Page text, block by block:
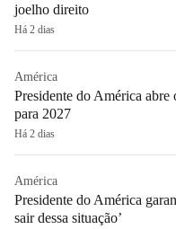
joelho direito
Há 2 dias
América
Presidente do América
para 2027
Há 2 dias
América
Presidente do América
sair dessa situação’